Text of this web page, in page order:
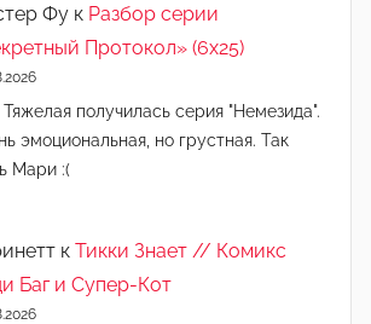
Фу к Разбор серии
Протокол» (6х25)
Тяжелая получилась серия "Немезида".
эмоциональная, но грустная. Так
Мари :(
к Тикки Знает // Комикс
Баг и Супер-Кот